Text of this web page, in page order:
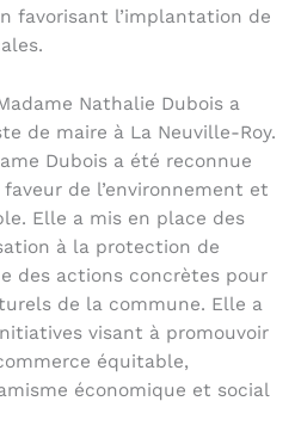
favorisant l’implantation de
Nathalie Dubois a
de maire à La Neuville-Roy.
Dubois a été reconnue
de l’environnement et
Elle a mis en place des
à la protection de
des actions concrètes pour
de la commune. Elle a
visant à promouvoir
équitable,
économique et social